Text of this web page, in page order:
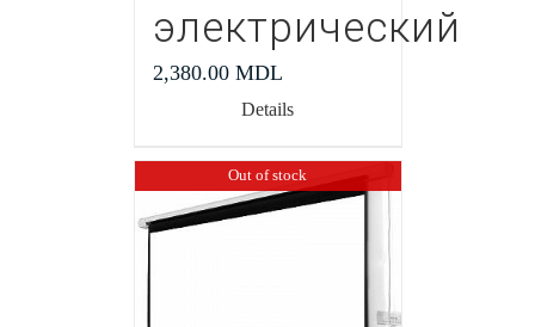
электрический
2,380.00 MDL
Details
Out of stock